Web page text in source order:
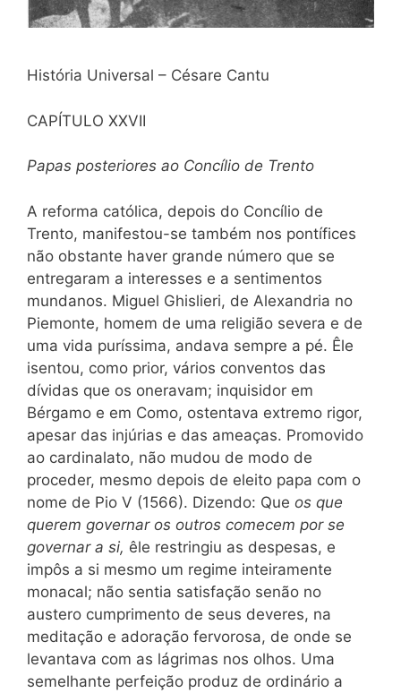
História Universal – Césare Cantu
CAPÍTULO XXVII
Papas posteriores ao Concílio de Trento
A reforma católica, depois do Concílio de
Trento, manifestou-se também nos pontífices
não obstante haver grande número que se
entregaram a interesses e a sentimentos
mundanos. Miguel Ghislieri, de Alexandria no
Piemonte, homem de uma religião severa e de
uma vida puríssima, andava sempre a pé. Êle
isentou, como prior, vários conventos das
dívidas que os oneravam; inquisidor em
Bérgamo e em Como, ostentava extremo rigor,
apesar das injúrias e das ameaças. Promovido
ao cardinalato, não mudou de modo de
proceder, mesmo depois de eleito papa com o
nome de Pio V (1566). Dizendo: Que os que
querem governar os outros comecem por se
governar a si, êle restringiu as despesas, e
impôs a si mesmo um regime inteiramente
monacal; não sentia satisfação senão no
austero cumprimento de seus deveres, na
meditação e adoração fervorosa, de onde se
levantava com as lágrimas nos olhos. Uma
semelhante perfeição produz de ordinário a